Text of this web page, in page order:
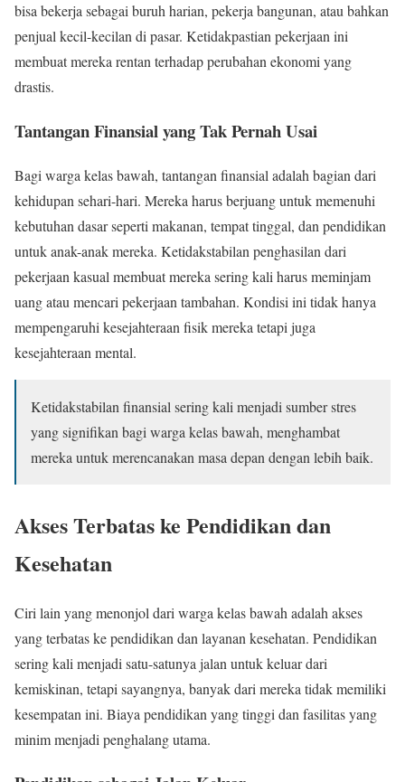
bisa bekerja sebagai buruh harian, pekerja bangunan, atau bahkan
penjual kecil-kecilan di pasar. Ketidakpastian pekerjaan ini
membuat mereka rentan terhadap perubahan ekonomi yang
drastis.
Tantangan Finansial yang Tak Pernah Usai
Bagi warga kelas bawah, tantangan finansial adalah bagian dari
kehidupan sehari-hari. Mereka harus berjuang untuk memenuhi
kebutuhan dasar seperti makanan, tempat tinggal, dan pendidikan
untuk anak-anak mereka. Ketidakstabilan penghasilan dari
pekerjaan kasual membuat mereka sering kali harus meminjam
uang atau mencari pekerjaan tambahan. Kondisi ini tidak hanya
mempengaruhi kesejahteraan fisik mereka tetapi juga
kesejahteraan mental.
Ketidakstabilan finansial sering kali menjadi sumber stres
yang signifikan bagi warga kelas bawah, menghambat
mereka untuk merencanakan masa depan dengan lebih baik.
Akses Terbatas ke Pendidikan dan
Kesehatan
Ciri lain yang menonjol dari warga kelas bawah adalah akses
yang terbatas ke pendidikan dan layanan kesehatan. Pendidikan
sering kali menjadi satu-satunya jalan untuk keluar dari
kemiskinan, tetapi sayangnya, banyak dari mereka tidak memiliki
kesempatan ini. Biaya pendidikan yang tinggi dan fasilitas yang
minim menjadi penghalang utama.